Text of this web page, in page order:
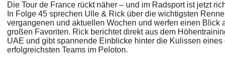
Die Tour de France rückt näher – und im Radsport ist jetzt
In Folge 45 sprechen Ulle & Rick über die wichtigsten
vergangenen und aktuellen Wochen und werfen einen Blick
großen Favoriten. Rick berichtet direkt aus dem
UAE und gibt spannende Einblicke hinter die Kulissen eines
erfolgreichsten Teams im Peloton.